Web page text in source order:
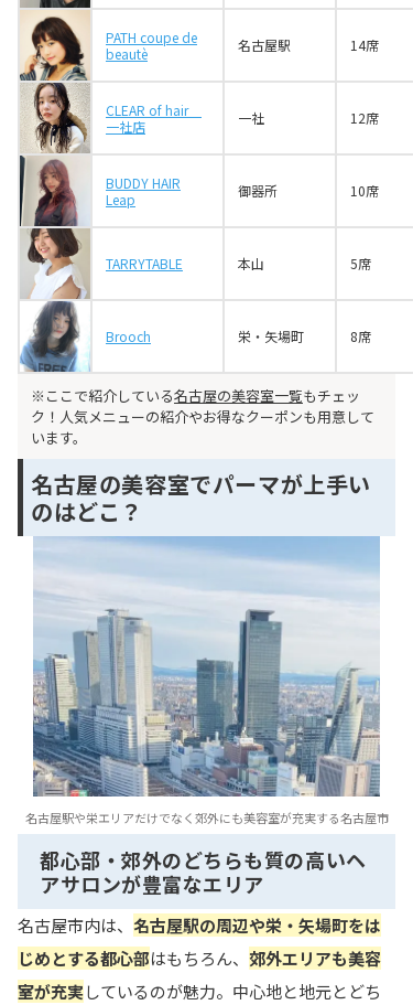
PATH coupe de
beautè
名古屋駅 14席
CLEAR of hair
一社店
一社 12席
BUDDY HAIR
Leap
御器所 10席
TARRYTABLE 本山 5席
Brooch 栄・矢場町 8席
※ここで紹介している名古屋の美容室一覧もチェッ
ク！人気メニューの紹介やお得なクーポンも用意して
います。
名古屋の美容室でパーマが上手い
のはどこ？
名古屋駅や栄エリアだけでなく郊外にも美容室が充実する名古屋市
都心部・郊外のどちらも質の高いヘ
アサロンが豊富なエリア
名古屋市内は、 名古屋駅の周辺や栄・矢場町をは
じめとする都心部はもちろん、 郊外エリアも美容
室が充実しているのが魅力。中心地と地元とどち